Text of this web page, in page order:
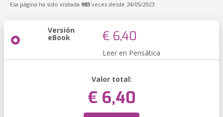
Esa página ha sido visitada 983 veces desde 24/05/2023
Versión
eBook € 6,40
Leer en Pensática
Valor total:
€ 6,40